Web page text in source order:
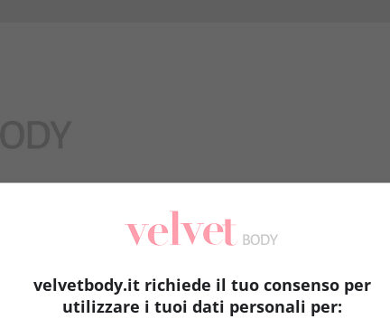
velvetbody.it richiede il tuo consenso per
utilizzare i tuoi dati personali per: